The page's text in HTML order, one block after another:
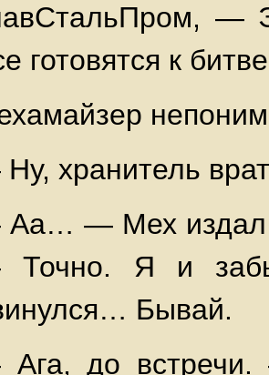
—
готовятся к
хранитель
— Мех издал
Я и
Бывай.
до встречи.